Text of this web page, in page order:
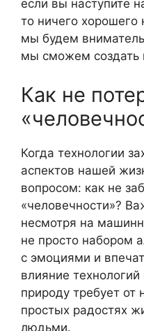
если вы наступите
то ничего
мы будем
мы сможем создать
Как не
Когда технологии
аспектов нашей
вопросом: как не
«человечности»?
несмотря на
не просто набором
с эмоциями и
влияние
природу требует от
простых радостях
людьми.